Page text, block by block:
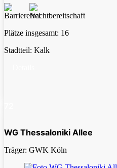
Plätze insgesamt: 16
Stadtteil: Kalk
WG Thessaloniki Allee
Träger: GWK Köln